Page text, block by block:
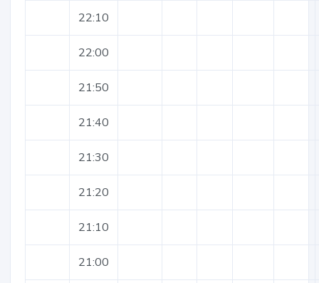
22:10
22:00
21:50
21:40
21:30
21:20
21:10
21:00